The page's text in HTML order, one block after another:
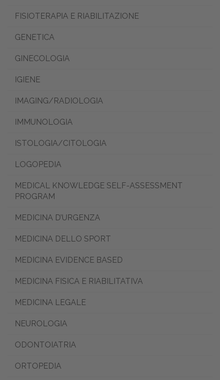
FISIOTERAPIA E RIABILITAZIONE
GENETICA
GINECOLOGIA
IGIENE
IMAGING/RADIOLOGIA
IMMUNOLOGIA
ISTOLOGIA/CITOLOGIA
LOGOPEDIA
MEDICAL KNOWLEDGE SELF-ASSESSMENT
PROGRAM
MEDICINA D’URGENZA
MEDICINA DELLO SPORT
MEDICINA EVIDENCE BASED
MEDICINA FISICA E RIABILITATIVA
MEDICINA LEGALE
NEUROLOGIA
ODONTOIATRIA
ORTOPEDIA